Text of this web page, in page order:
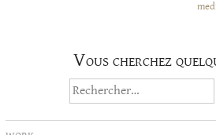
Vous cherchez
Rechercher :